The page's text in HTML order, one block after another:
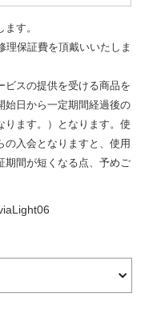
す。
保証費を頂戴いいたしま
スの提供を受ける商品を
始日から一定期間経過後の
ります。）となります。使
の入会となりますと、使用
期間が短くなる点、予めご